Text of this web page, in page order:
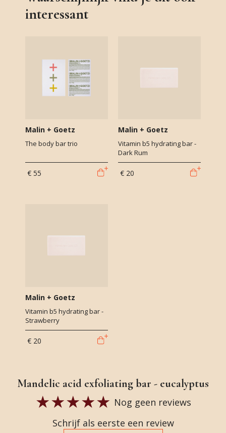
interessant
Malin + Goetz
The body bar trio
€ 55
Malin + Goetz
Vitamin b5 hydrating bar -
Dark Rum
€ 20
Malin + Goetz
Vitamin b5 hydrating bar -
Strawberry
€ 20
Mandelic acid exfoliating bar - eucalyptus
Nog geen reviews
Schrijf als eerste een review